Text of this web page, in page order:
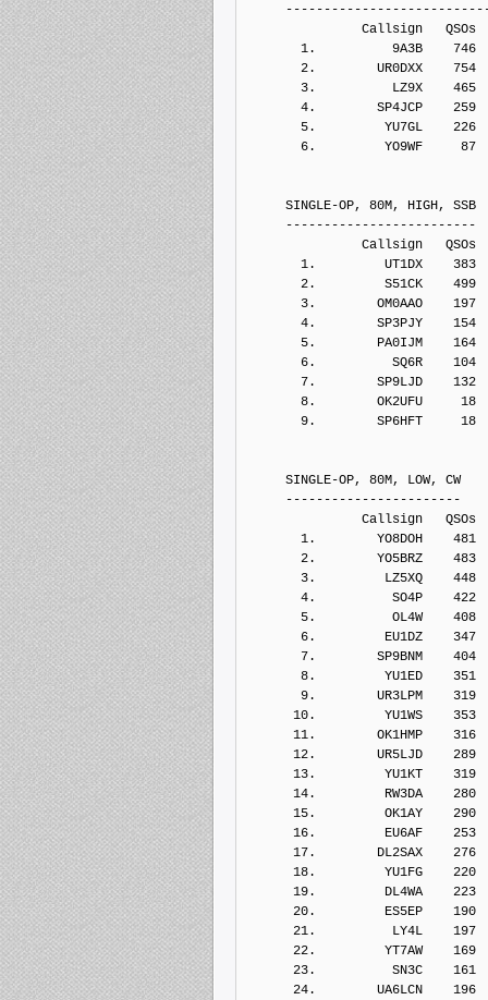
Callsign   QSOs  Points
1.          9A3B    746
2.        UR0DXX    754
3.          LZ9X    465
4.        SP4JCP    259
5.         YU7GL    226
6.         YO9WF     87
SINGLE-OP, 80M, HIGH, SSB
-------------------------
Callsign   QSOs  Points
1.         UT1DX    383
2.         S51CK    499
3.        OM0AAO    197
4.        SP3PJY    154
5.        PA0IJM    164
6.          SQ6R    104
7.        SP9LJD    132
8.        OK2UFU     18
9.        SP6HFT     18
SINGLE-OP, 80M, LOW, CW
-----------------------
Callsign   QSOs  Points
1.        YO8DOH    481
2.        YO5BRZ    483
3.         LZ5XQ    448
4.          SO4P    422
5.          OL4W    408
6.         EU1DZ    347
7.        SP9BNM    404
8.         YU1ED    351
9.        UR3LPM    319
10.         YU1WS    353
11.        OK1HMP    316
12.        UR5LJD    289
13.         YU1KT    319
14.         RW3DA    280
15.         OK1AY    290
16.         EU6AF    253
17.        DL2SAX    276
18.         YU1FG    220
19.         DL4WA    223
20.         ES5EP    190
21.          LY4L    197
22.         YT7AW    169
23.          SN3C    161
24.        UA6LCN    196